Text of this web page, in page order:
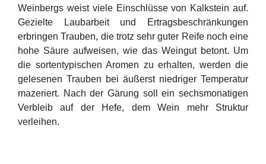
Weinbergs weist viele Einschlüsse von Kalkstein auf.
Gezielte Laubarbeit und Ertragsbeschränkungen
erbringen Trauben, die trotz sehr guter Reife noch eine
hohe Säure aufweisen, wie das Weingut betont. Um
die sortentypischen Aromen zu erhalten, werden die
gelesenen Trauben bei äußerst niedriger Temperatur
mazeriert. Nach der Gärung soll ein sechsmonatigen
Verbleib auf der Hefe, dem Wein mehr Struktur
verleihen.